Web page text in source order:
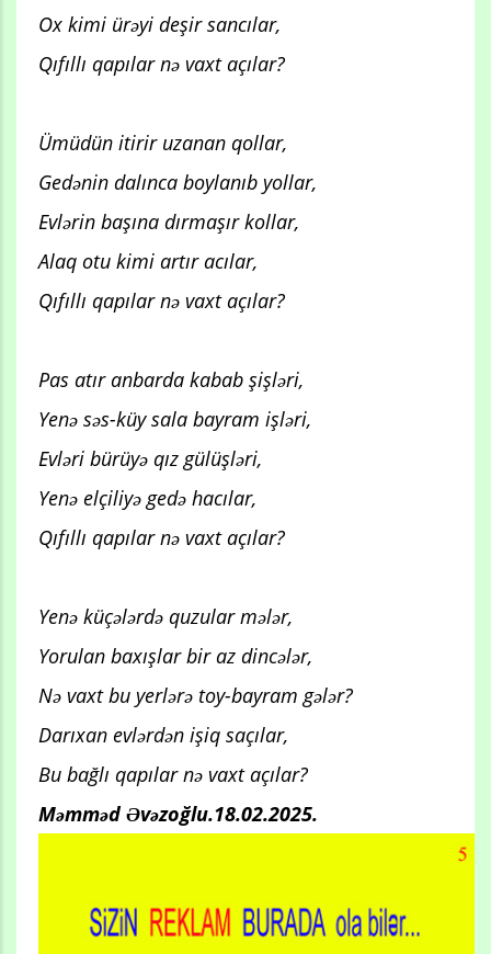
Ox kimi ürəyi deşir sancılar,
Qıfıllı qapılar nə vaxt açılar?
Ümüdün itirir uzanan qollar,
Gedənin dalınca boylanıb yollar,
Evlərin başına dırmaşır kollar,
Alaq otu kimi artır acılar,
Qıfıllı qapılar nə vaxt açılar?
Pas atır anbarda kabab şişləri,
Yenə səs-küy sala bayram işləri,
Evləri bürüyə qız gülüşləri,
Yenə elçiliyə gedə hacılar,
Qıfıllı qapılar nə vaxt açılar?
Yenə küçələrdə quzular mələr,
Yorulan baxışlar bir az dincələr,
Nə vaxt bu yerlərə toy-bayram gələr?
Darıxan evlərdən işiq saçılar,
Bu bağlı qapılar nə vaxt açılar?
Məmməd Əvəzoğlu.18.02.2025.